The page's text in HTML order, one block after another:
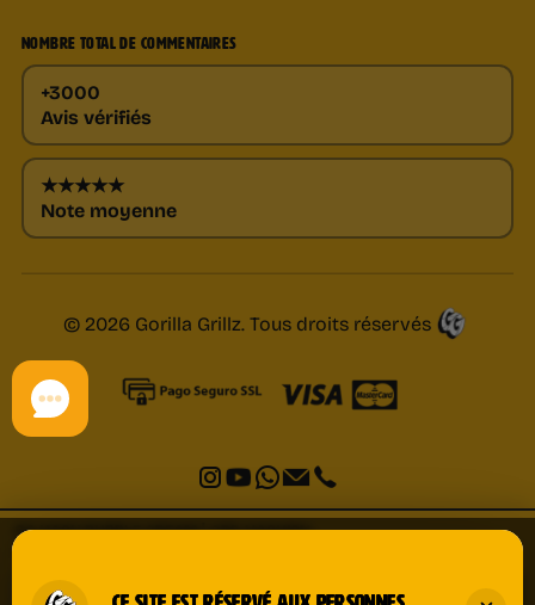
GG HASH BUBBLE CREAM | CBD HASHISH
3 gr
NOMBRE TOTAL DE COMMENTAIRES
+3000
Avis vérifiés
★★★★★
Note moyenne
© 2026 Gorilla Grillz. Tous droits réservés